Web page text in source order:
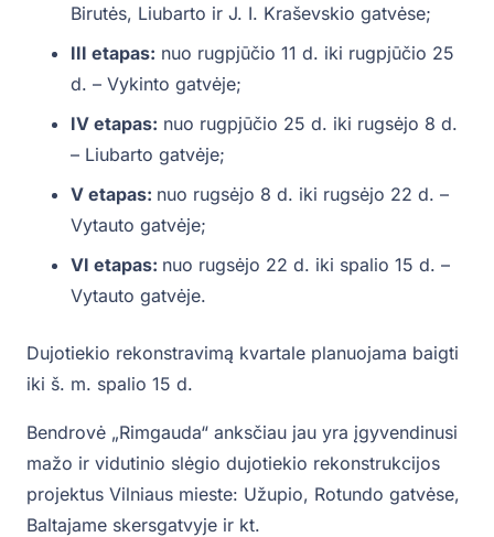
Birutės, Liubarto ir J. I. Kraševskio gatvėse;
III etapas: nuo rugpjūčio 11 d. iki rugpjūčio 25
d. – Vykinto gatvėje;
IV etapas: nuo rugpjūčio 25 d. iki rugsėjo 8 d.
– Liubarto gatvėje;
V etapas: nuo rugsėjo 8 d. iki rugsėjo 22 d. –
Vytauto gatvėje;
VI etapas: nuo rugsėjo 22 d. iki spalio 15 d. –
Vytauto gatvėje.
Dujotiekio rekonstravimą kvartale planuojama baigti
iki š. m. spalio 15 d.
Bendrovė „Rimgauda“ anksčiau jau yra įgyvendinusi
mažo ir vidutinio slėgio dujotiekio rekonstrukcijos
projektus Vilniaus mieste: Užupio, Rotundo gatvėse,
Baltajame skersgatvyje ir kt.